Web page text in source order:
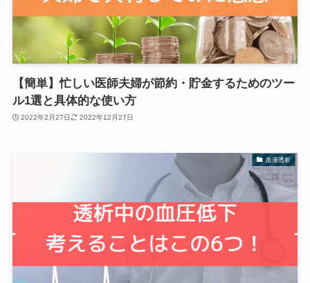
【簡単】忙しい医師夫婦が節約・貯金するためのツー
ル1選と具体的な使い方
2022年2月27日 2022年12月27日
血液透析